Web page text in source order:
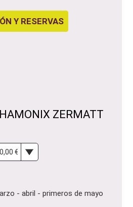
Y RESERVAS
ZERMATT
- abril - primeros de mayo